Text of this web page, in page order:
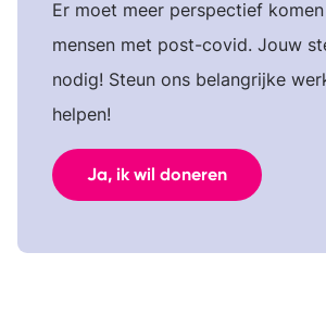
Er moet meer perspectief
mensen met post-covid. Jouw
nodig! Steun ons belangrijke
helpen!
Ja, ik wil doneren